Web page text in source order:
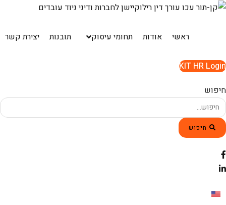
Skip
ראשי אודות תחומי עיסוק תובנות יצירת קשר
KIT HR Login
חיפוש
חיפוש